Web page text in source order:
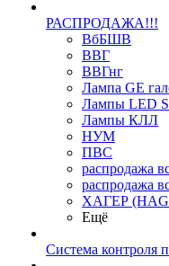
РАСПРОДАЖА!!!
ВбБШВ
ВВГ
ВВГнг
Лампа GE
Лампы LED
Лампы КЛЛ
НУМ
ПВС
распродажа
распродажа
ХАГЕР
Ещё
Система контроля